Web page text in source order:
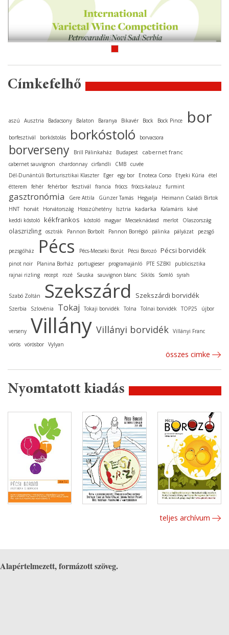
Címkefelhő
aszú Ausztria Badacsony Balaton Baranya Bikavér Bock Bock Pince bor
borfesztivál borkóstolás borkóstoló borvacsora
borverseny Brill Pálinkaház Budapest cabernet franc
cabernet sauvignon chardonnay cirfandli CMB cuvée
Dél-Dunántúli Borturisztikai Klaszter
Eger egy bor Enoteca Corso Etyeki Kúria
étel
étterem
fehér fehérbor fesztivál francia fröccs fröccs-kalauz furmint
gasztronómia Gere Attila Günzer Tamás Hegyalja
Heimann Családi Birtok
HNT
horvát Horvátország Hosszúhetény Isztria kadarka Kalamáris
kávé
keddi kóstoló kékfrankos kóstoló magyar Mecseknádasd merlot Olaszország
olaszrizling osztrák Pannon Borbolt Pannon Borrégió pálinka pályázat pezsgő
pezsgőház Pécs Pécs-Mecseki Borút Pécsi Borozó Pécsi borvidék
pinot noir Planina Borház portugieser programajánló PTE SZBKI
publicisztika
rajnai rizling
recept rozé Sauska sauvignon blanc Siklós Somló syrah
Szabó Zoltán Szekszárd Szekszárdi borvidék
Szerbia Szlovénia Tokaj Tokaji borvidék Tolna Tolnai borvidék TOP25 újbor
verseny Villány Villányi borvidék Villányi Franc
vörös vörösbor Vylyan
összes cimke
Nyomtatott kiadás
teljes archívum
Alapértelmezett, formázott szöveg.